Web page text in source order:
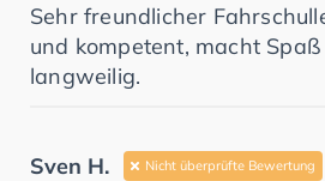
Sehr freundlicher
und kompetent, macht
langweilig.
Sven H. Nicht überprüfte Bewertung